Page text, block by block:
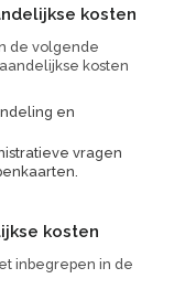
kosten
de volgende
kosten
en
vragen
kosten
inbegrepen in de